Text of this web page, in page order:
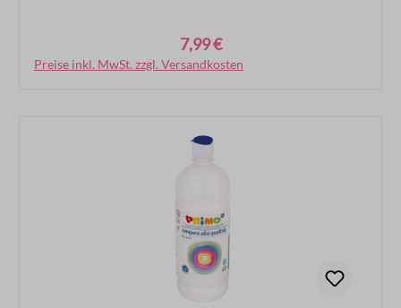
7,99 €
Preise inkl. MwSt. zzgl. Versandkosten
In den Warenkorb